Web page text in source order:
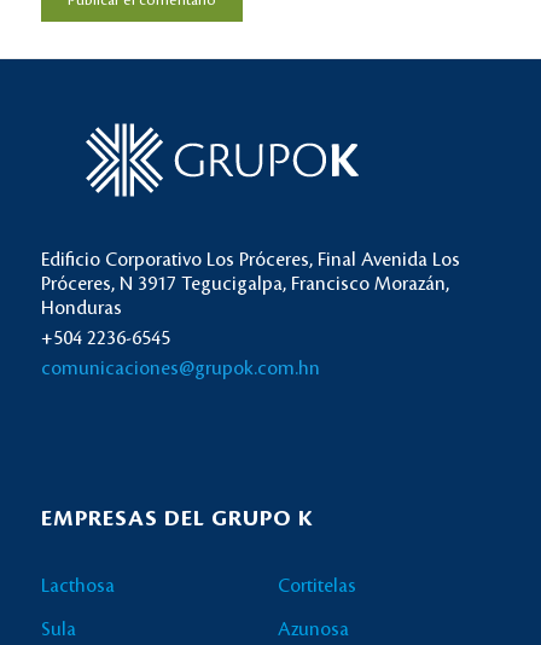
Edificio Corporativo Los Próceres, Final Avenida Los
Próceres, N 3917 Tegucigalpa, Francisco Morazán,
Honduras
+504 2236-6545
comunicaciones@grupok.com.hn
EMPRESAS DEL GRUPO K
Lacthosa
Sula
Cortitelas
Azunosa